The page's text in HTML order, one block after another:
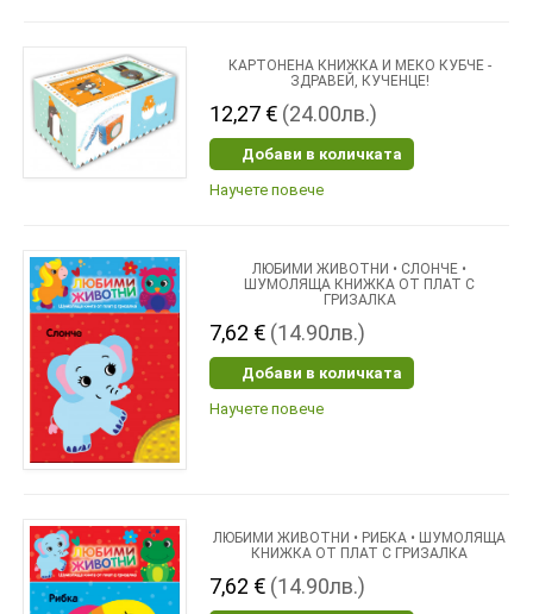
КАРТОНЕНА КНИЖКА И МЕКО КУБЧЕ -
ЗДРАВЕЙ, КУЧЕНЦЕ!
12,27 € (24.00лв.)
Добави в количката
Научете повече
ЛЮБИМИ ЖИВОТНИ • СЛОНЧЕ •
ШУМОЛЯЩА КНИЖКА ОТ ПЛАТ С
ГРИЗАЛКА
7,62 € (14.90лв.)
Добави в количката
Научете повече
ЛЮБИМИ ЖИВОТНИ • РИБКА • ШУМОЛЯЩА
КНИЖКА ОТ ПЛАТ С ГРИЗАЛКА
7,62 € (14.90лв.)